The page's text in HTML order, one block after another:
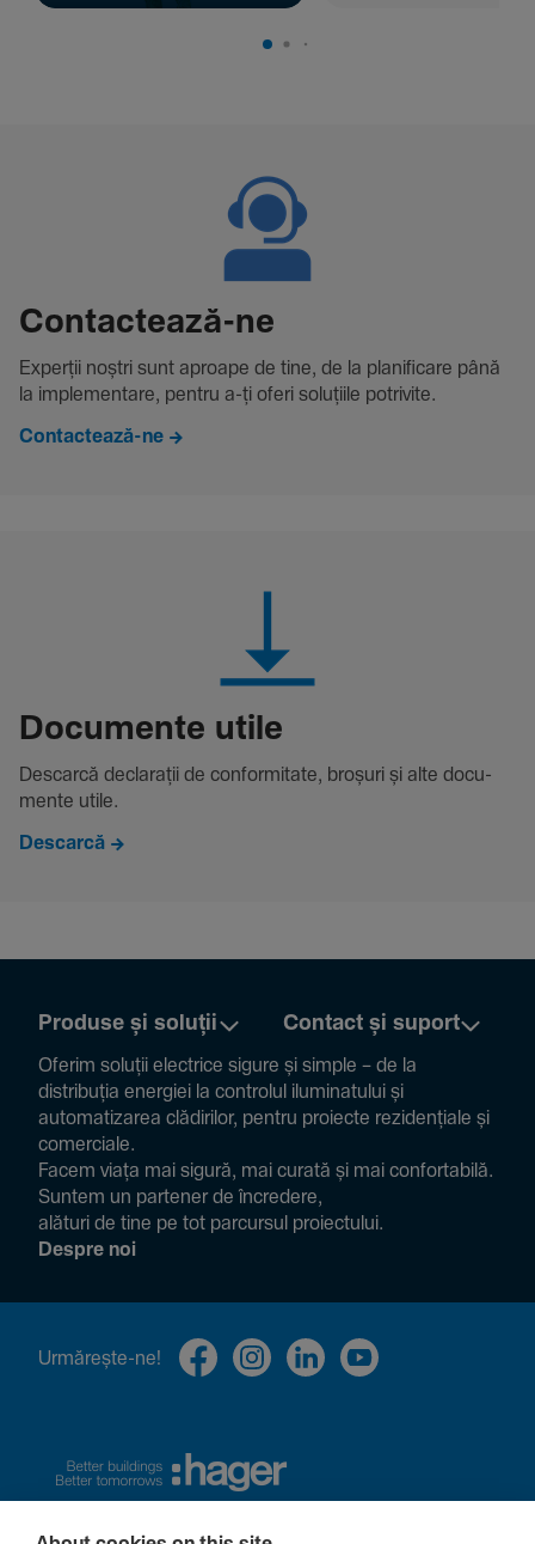
Contac­tează-ne
Experții noștri sunt aproape de tine, de la plani­fi­care până
la imple­men­tare, pentru a-ți oferi solu­țiile potri­vite.
Contactează-ne
Docu­mente utile
Descarcă decla­rații de conformitate, broșuri și alte docu­
mente utile.
Descarcă
Produse și soluții Contact și suport
Oferim soluții electrice sigure și simple – de la
distribuția energiei la controlul ilumi­na­tului și
auto­ma­ti­zarea clădi­rilor, pentru proiecte rezi­den­țiale și
comer­ciale.
Facem viața mai sigură, mai curată și mai confor­ta­bilă.
Suntem un partener de încre­dere,
alături de tine pe tot parcursul proiec­tului.
Despre noi
Urmă­rește-ne!